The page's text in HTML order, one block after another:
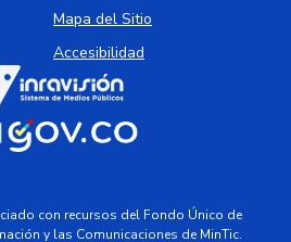
Mapa del Sitio
Accesibilidad
con recursos del Fondo Único de
y las Comunicaciones de MinTic.